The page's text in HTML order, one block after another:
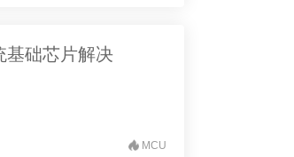
基础芯片解决
MCU